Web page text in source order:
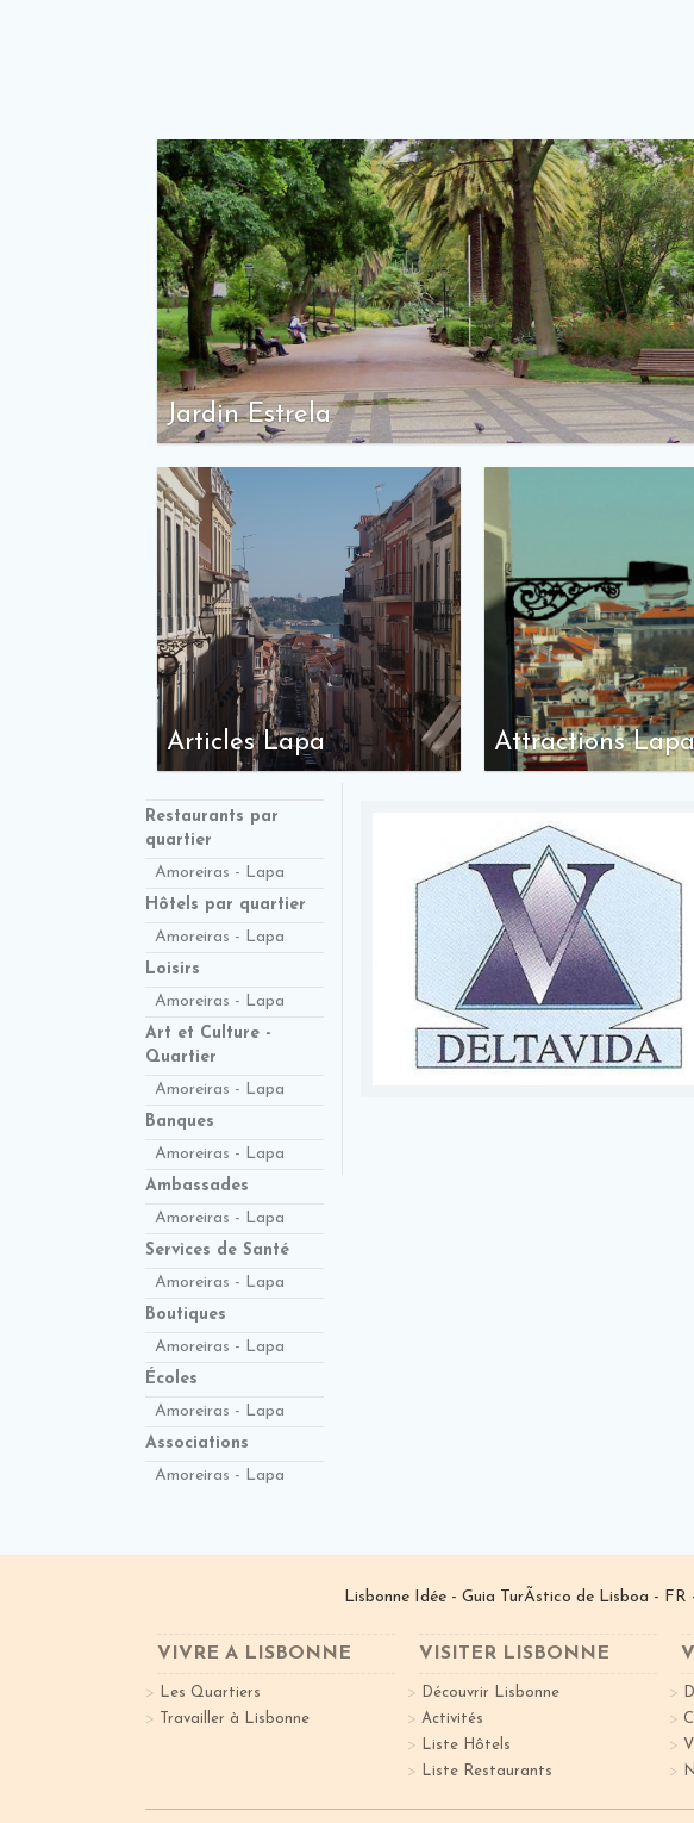
Jardin Estrela
Articles Lapa Attractions Lapa
Restaurants par
quartier
Amoreiras - Lapa
Hôtels par quartier
Amoreiras - Lapa
Loisirs
Amoreiras - Lapa
Art et Culture -
Quartier
Amoreiras - Lapa
Banques
Amoreiras - Lapa
Ambassades
Amoreiras - Lapa
Services de Santé
Amoreiras - Lapa
Boutiques
Amoreiras - Lapa
Écoles
Amoreiras - Lapa
Associations
Amoreiras - Lapa
Lisbonne Idée - Guia TurÃ­stico de Lisboa - FR
VIVRE A LISBONNE
Les Quartiers
Travailler à Lisbonne
VISITER LISBONNE
Découvrir Lisbonne
Activités
Liste Hôtels
Liste Restaurants